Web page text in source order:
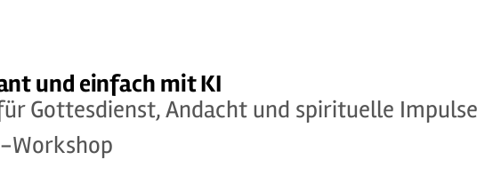
und einfach mit KI
Gottesdienst, Andacht und spirituelle
Workshop